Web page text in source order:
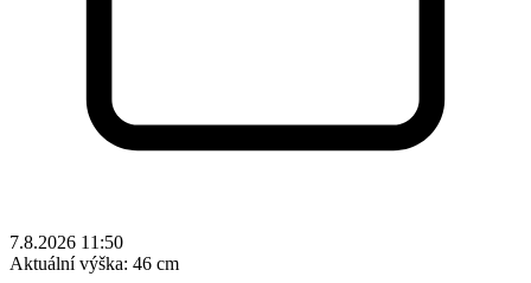
7.8.2026 11:50
Aktuální výška: 46 cm